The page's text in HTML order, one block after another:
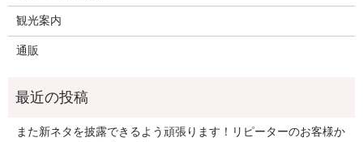
観光案内
通販
また新ネタを披露できるよう頑張ります！リピーターのお客様か